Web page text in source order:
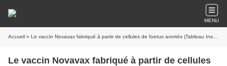
MENU
Accueil » Le vaccin Novavax fabriqué à partir de cellules de foetus avortés (Tableau Institut Charlotte Lozier)
Le vaccin Novavax fabriqué à partir de cellules